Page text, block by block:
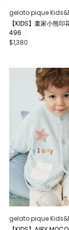
gelato pique
【KIDS】畫家小熊
496
$1,380
gelato pique